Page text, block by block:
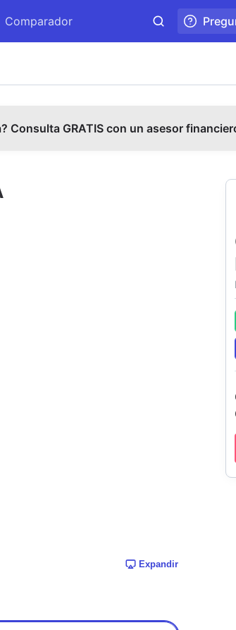
Comparador
Consulta GRATIS con un asesor
Expandir